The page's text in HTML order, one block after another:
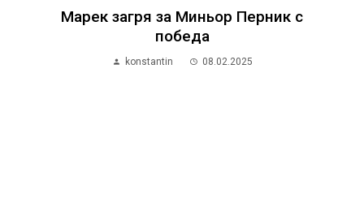
Марек загря за Миньор Перник с
победа
konstantin 08.02.2025